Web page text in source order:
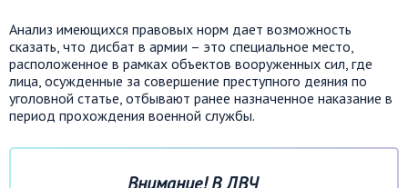
Анализ имеющихся правовых норм дает возможность
сказать, что дисбат в армии – это специальное место,
расположенное в рамках объектов вооруженных сил, где
лица, осужденные за совершение преступного деяния по
уголовной статье, отбывают ранее назначенное наказание в
период прохождения военной службы.